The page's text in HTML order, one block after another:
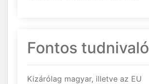
Fontos tudnivaló
Kizárólag magyar, illetve az EU